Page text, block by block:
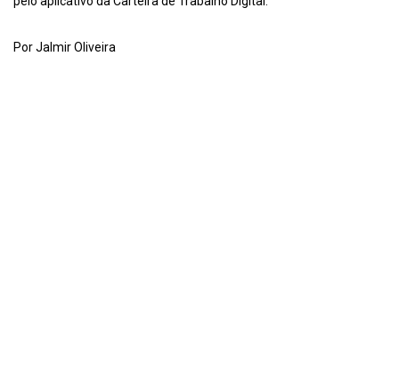
Por Jalmir Oliveira